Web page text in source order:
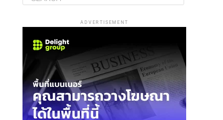
ADVERTISEMENT